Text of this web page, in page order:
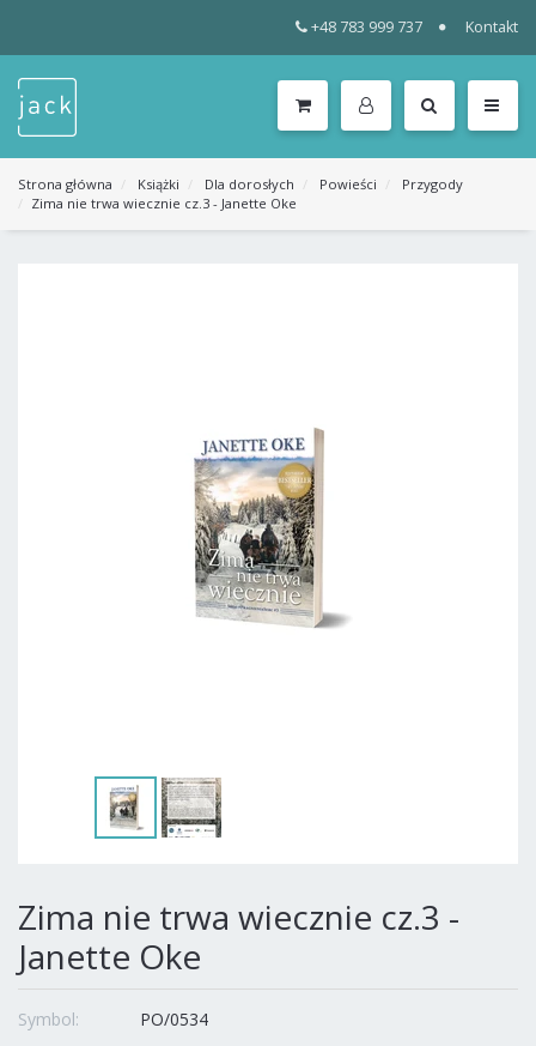
+48 783 999 737 Kontakt
KATEGORIE
MENU
Strona główna Książki Dla dorosłych Powieści
Przygody
Zima nie trwa wiecznie cz.3 - Janette Oke
Zima nie trwa wiecznie cz.3 -
Janette Oke
Symbol:
PO/0534